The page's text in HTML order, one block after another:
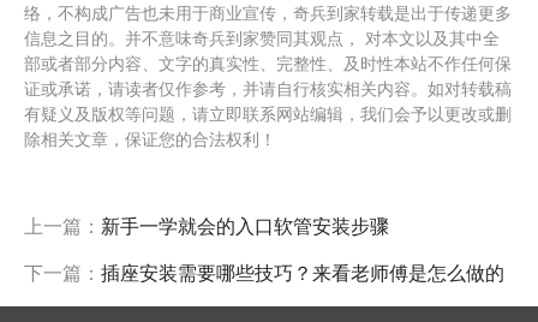
络，不构成广告也未用于商业宣传，奇兵到家转载是出于传递更多
信息之目的。并不意味奇兵到家赞同其观点， 对本文以及其中全
部或者部分内容、文字的真实性、完整性、及时性本站不作任何保
证或承诺，请读者仅作参考，并请自行核实相关内容。如对转载稿
有疑义及版权等问题，请立即联系网站编辑，我们会予以更改或删
除相关文章，保证您的合法权利！
上一篇： 新手一学就会的入口软管安装步骤
下一篇： 插座安装需要哪些技巧？来看老师傅是怎么做的